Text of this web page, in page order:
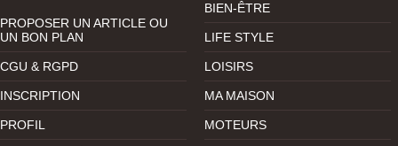
PROPOSER UN ARTICLE OU
UN BON PLAN
CGU & RGPD
INSCRIPTION
PROFIL
BIEN-ÊTRE
LIFE STYLE
LOISIRS
MA MAISON
MOTEURS